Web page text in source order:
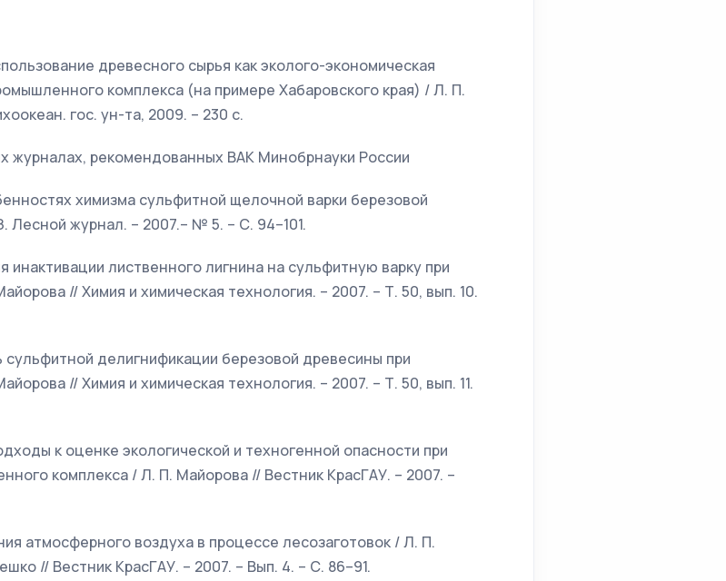
древесного сырья как эколого-экономическая
комплекса (на примере Хабаровского края) / Л. П.
гос. ун-та, 2009. – 230 с.
журналах, рекомендованных ВАК Минобрнауки России
химизма сульфитной щелочной варки березовой
журнал. – 2007.– № 5. – С. 94–101.
инактивации лиственного лигнина на сульфитную варку при
// Химия и химическая технология. – 2007. – Т. 50, вып. 10.
делигнификации березовой древесины при
// Химия и химическая технология. – 2007. – Т. 50, вып. 11.
к оценке экологической и техногенной опасности при
комплекса / Л. П. Майорова // Вестник КрасГАУ. – 2007. –
атмосферного воздуха в процессе лесозаготовок / Л. П.
// Вестник КрасГАУ. – 2007. – Вып. 4. – С. 86–91.